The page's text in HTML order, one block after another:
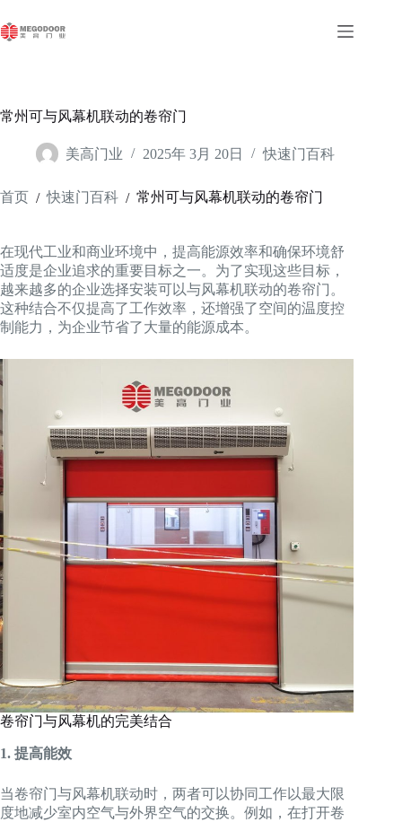
至
内
常州可与风幕机联动的卷帘门
美高门业 2025年 3月 20日 快速门百科
首页 / 快速门百科 / 常州可与风幕机联动的卷帘门
在现代工业和商业环境中，提高能源效率和确保环境舒
适度是企业追求的重要目标之一。为了实现这些目标，
越来越多的企业选择安装可以与风幕机联动的卷帘门。
这种结合不仅提高了工作效率，还增强了空间的温度控
制能力，为企业节省了大量的能源成本。
卷帘门与风幕机的完美结合
1. 提高能效
当卷帘门与风幕机联动时，两者可以协同工作以最大限
度地减少室内空气与外界空气的交换。例如，在打开卷